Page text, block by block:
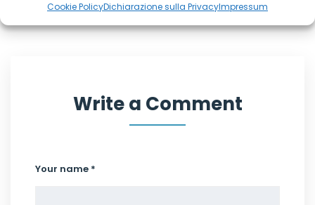
Cookie PolicyDichiarazione sulla PrivacyImpressum
Write a Comment
Your name *